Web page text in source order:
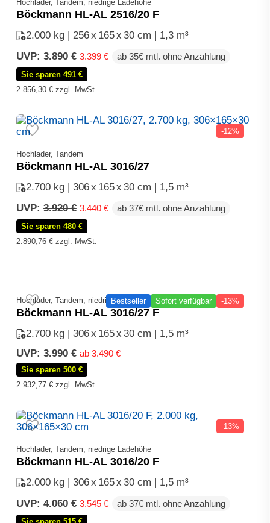
Hochlader, Tandem, niedrige Ladehöhe
Böckmann HL-AL 2516/20 F
2.000 kg | 256x165x30 cm | 1,3 m³
UVP: 3.890€ Ursprünglicher
Preis
war:
3.890 €
3.399 €
Aktueller
ab 35€ mtl. ohne Anzahlung
Sie sparen 491 €
2.856,30 €zzgl. MwSt.
-12%
Hochlader, Tandem
Böckmann HL-AL 3016/27
2.700 kg | 306x165x30 cm | 1,5 m³
UVP: 3.920€ Ursprünglicher
Preis
war:
3.920 €
3.440 €
Aktueller
ab 37€ mtl. ohne Anzahlung
Sie sparen 480 €
2.890,76 €zzgl. MwSt.
Bestseller Sofort verfügbar -13%
Hochlader, Tandem, niedrige Ladehöhe
Böckmann HL-AL 3016/27 F
2.700 kg | 306x165x30 cm | 1,5 m³
UVP: 3.990€ ab 3.490 €
Sie sparen 500 €
2.932,77 €zzgl. MwSt.
-13%
Hochlader, Tandem, niedrige Ladehöhe
Böckmann HL-AL 3016/20 F
2.000 kg | 306x165x30 cm | 1,5 m³
UVP: 4.060€ Ursprünglicher
Preis
3.545 €
Aktueller
ab 37€ mtl. ohne Anzahlung